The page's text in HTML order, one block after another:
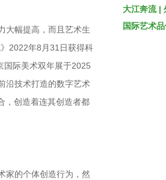
大幅提高，而且艺术生
2022年8月31日获得科
国际美术双年展于2025
沿技术打造的数字艺术
，创造着连其创造者都
家的个体创造行为，然
国际艺术